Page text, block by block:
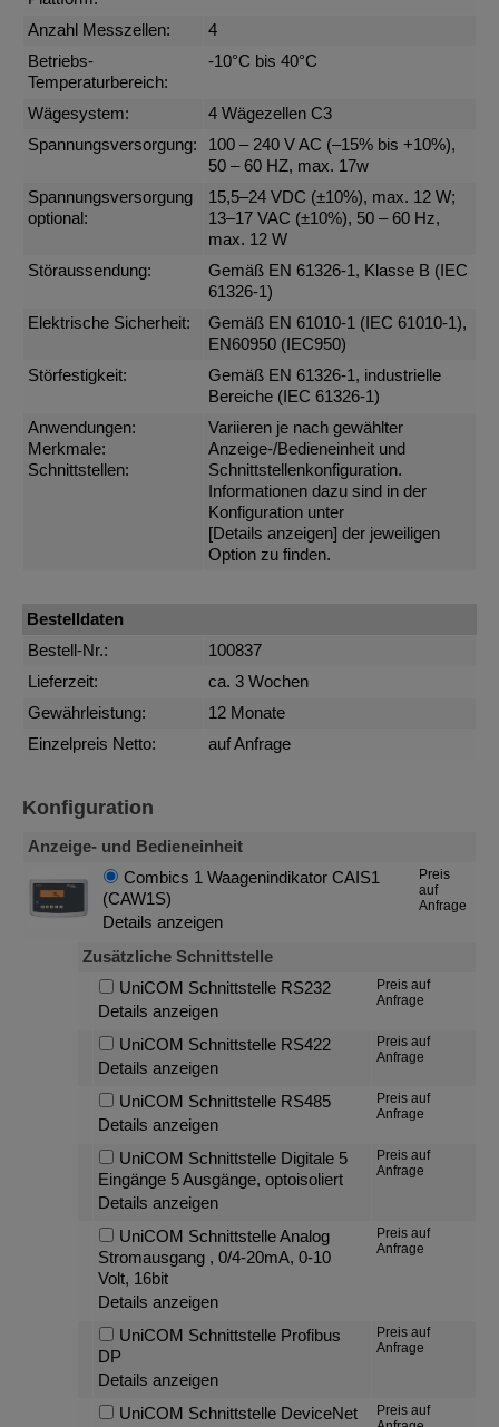
Anzahl Messzellen:
4
Betriebs-
Temperaturbereich:
-10°C bis 40°C
Wägesystem:
4 Wägezellen C3
Spannungsversorgung:
100 – 240 V AC (–15% bis +10%),
50 – 60 HZ, max. 17w
Spannungsversorgung
optional:
15,5–24 VDC (±10%), max. 12 W;
13–17 VAC (±10%), 50 – 60 Hz,
max. 12 W
Störaussendung:
Gemäß EN 61326-1, Klasse B (IEC
61326-1)
Elektrische Sicherheit:
Gemäß EN 61010-1 (IEC 61010-1),
EN60950 (IEC950)
Störfestigkeit:
Gemäß EN 61326-1, industrielle
Bereiche (IEC 61326-1)
Anwendungen:
Merkmale:
Schnittstellen:
Variieren je nach gewählter
Anzeige-/Bedieneinheit und
Schnittstellenkonfiguration.
Informationen dazu sind in der
Konfiguration unter
[Details anzeigen] der jeweiligen
Option zu finden.
Bestelldaten
Bestell-Nr.:
100837
Lieferzeit:
ca. 3 Wochen
Gewährleistung:
12 Monate
Einzelpreis Netto:
auf Anfrage
Konfiguration
Anzeige- und Bedieneinheit
Combics 1 Waagenindikator CAIS1
(CAW1S)
Details anzeigen
Preis
auf
Anfrage
Zusätzliche Schnittstelle
UniCOM Schnittstelle RS232
Details anzeigen
Preis auf
Anfrage
UniCOM Schnittstelle RS422
Details anzeigen
Preis auf
Anfrage
UniCOM Schnittstelle RS485
Details anzeigen
Preis auf
Anfrage
UniCOM Schnittstelle Digitale 5
Eingänge 5 Ausgänge, optoisoliert
Details anzeigen
Preis auf
Anfrage
UniCOM Schnittstelle Analog
Stromausgang , 0/4-20mA, 0-10
Volt, 16bit
Details anzeigen
Preis auf
Anfrage
UniCOM Schnittstelle Profibus
DP
Details anzeigen
Preis auf
Anfrage
UniCOM Schnittstelle DeviceNet
Preis auf